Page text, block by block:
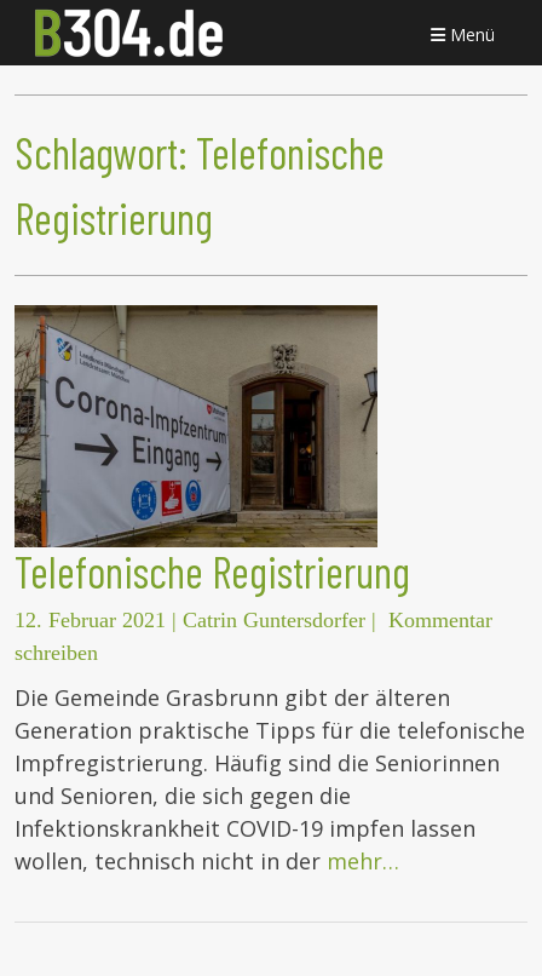
Menü
Schlagwort: Telefonische
Registrierung
Telefonische Registrierung
12. Februar 2021 | Catrin Guntersdorfer | Kommentar
schreiben
Die Gemeinde Grasbrunn gibt der älteren
Generation praktische Tipps für die telefonische
Impfregistrierung. Häufig sind die Seniorinnen
und Senioren, die sich gegen die
Infektionskrankheit COVID-19 impfen lassen
wollen, technisch nicht in der mehr…